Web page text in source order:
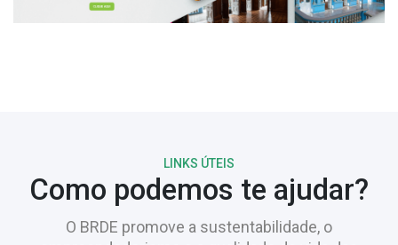
LINKS ÚTEIS
Como podemos te ajudar?
O BRDE promove a sustentabilidade, o